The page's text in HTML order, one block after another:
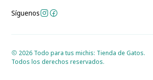
Síguenos
2026 Todo para tus michis: Tienda de Gatos.
Todos los derechos reservados.